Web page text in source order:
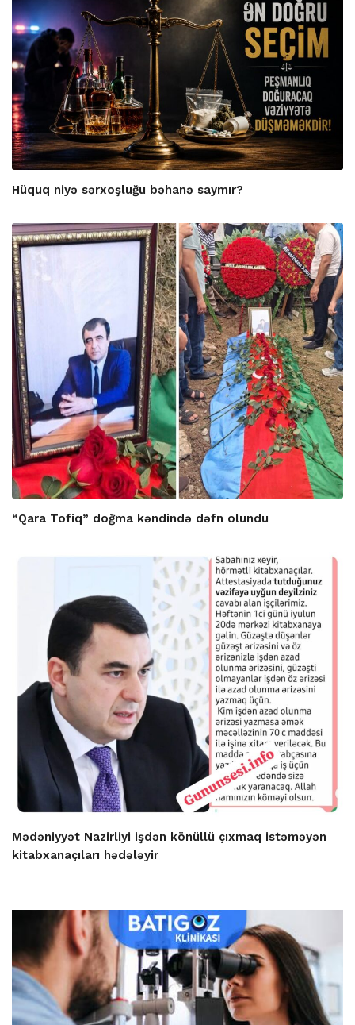
Hüquq niyə sərxoşluğu bəhanə saymır?
“Qara Tofiq” doğma kəndində dəfn olundu
Mədəniyyət Nazirliyi işdən könüllü çıxmaq istəməyən
kitabxanaçıları hədələyir